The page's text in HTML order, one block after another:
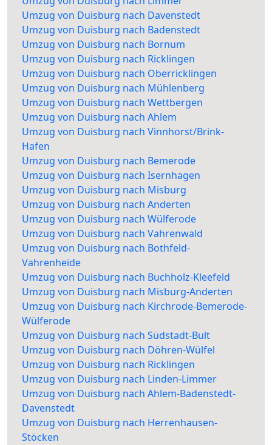
Umzug von Duisburg nach Davenstedt
Umzug von Duisburg nach Badenstedt
Umzug von Duisburg nach Bornum
Umzug von Duisburg nach Ricklingen
Umzug von Duisburg nach Oberricklingen
Umzug von Duisburg nach Mühlenberg
Umzug von Duisburg nach Wettbergen
Umzug von Duisburg nach Ahlem
Umzug von Duisburg nach Vinnhorst/Brink-
Hafen
Umzug von Duisburg nach Bemerode
Umzug von Duisburg nach Isernhagen
Umzug von Duisburg nach Misburg
Umzug von Duisburg nach Anderten
Umzug von Duisburg nach Wülferode
Umzug von Duisburg nach Vahrenwald
Umzug von Duisburg nach Bothfeld-
Vahrenheide
Umzug von Duisburg nach Buchholz-Kleefeld
Umzug von Duisburg nach Misburg-Anderten
Umzug von Duisburg nach Kirchrode-Bemerode-
Wülferode
Umzug von Duisburg nach Südstadt-Bult
Umzug von Duisburg nach Döhren-Wülfel
Umzug von Duisburg nach Ricklingen
Umzug von Duisburg nach Linden-Limmer
Umzug von Duisburg nach Ahlem-Badenstedt-
Davenstedt
Umzug von Duisburg nach Herrenhausen-
Stöcken